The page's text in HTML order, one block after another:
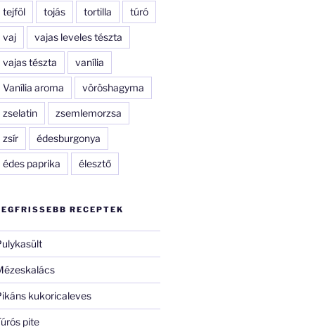
tejföl tojás tortilla túró
vaj vajas leveles tészta
vajas tészta vanília
Vanília aroma vöröshagyma
zselatin zsemlemorzsa
zsír édesburgonya
édes paprika élesztő
RECEPTEK
kukoricaleves
pite